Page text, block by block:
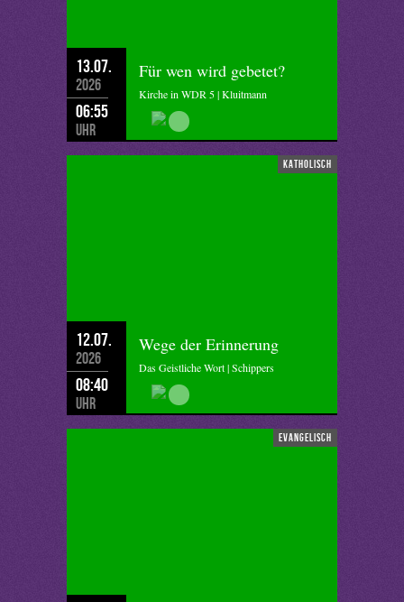
13.07.
2026
06:55
Uhr
Für wen wird gebetet?
Kirche in WDR 5 | Kluitmann
katholisch
12.07.
2026
08:40
Uhr
Wege der Erinnerung
Das Geistliche Wort | Schippers
evangelisch